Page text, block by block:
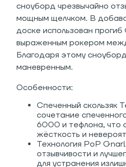
сноуборд чрезвычайно
мощным щелчком. В
доске использован прогиб
выраженным рокером
Благодаря этому
маневренным.
Особенности:
Спеченный скользяк
сочетание
6000 и тефлона, что
жёсткость и
Технология PoP
отзывчивости и
для устранения